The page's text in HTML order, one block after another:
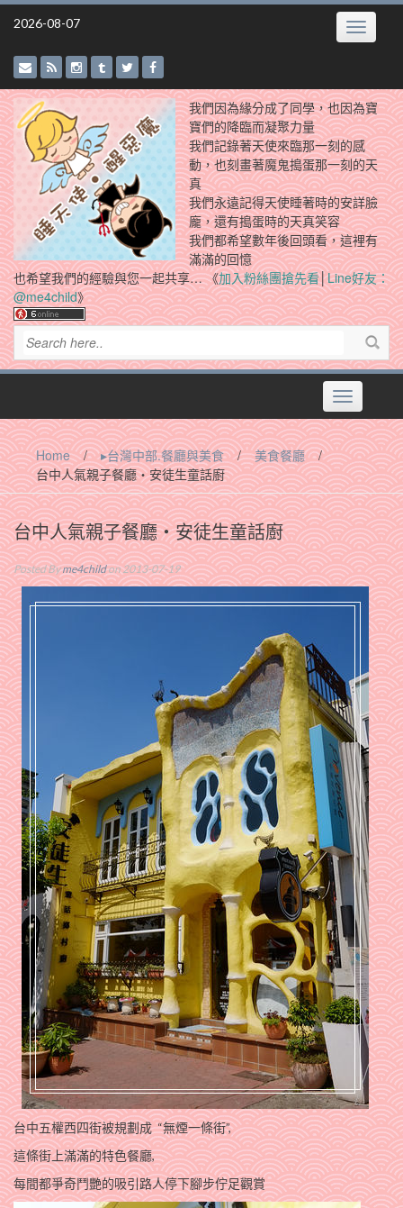
Skip
2026-08-07 Toggle
我們因為緣分成了同學，也因為寶
寶們的降臨而凝聚力量
我們記錄著天使來臨那一刻的感
動，也刻畫著魔鬼搗蛋那一刻的天
真
我們永遠記得天使睡著時的安詳臉
龐，還有搗蛋時的天真笑容
我們都希望數年後回頭看，這裡有
滿滿的回憶
也希望我們的經驗與您一起共享… 《加入粉絲團搶先看│Line好友：
@me4child》
Toggle
navigation
Home / ▸台灣中部.餐廳與美食 / 美食餐廳
/
台中人氣親子餐廳‧安徒生童話廚
台中人氣親子餐廳‧安徒生童話廚
Posted Byme4childon 2013-07-19
台中五權西四街被規劃成 “無煙一條街”,
這條街上滿滿的特色餐廳,
每間都爭奇鬥艷的吸引路人停下腳步佇足觀賞